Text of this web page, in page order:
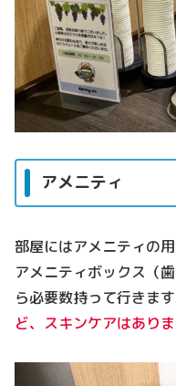
アメニティ
部屋にはアメニティの
アメニティボックス（
ら必要数持って行きます
ど、スキンケアはあり